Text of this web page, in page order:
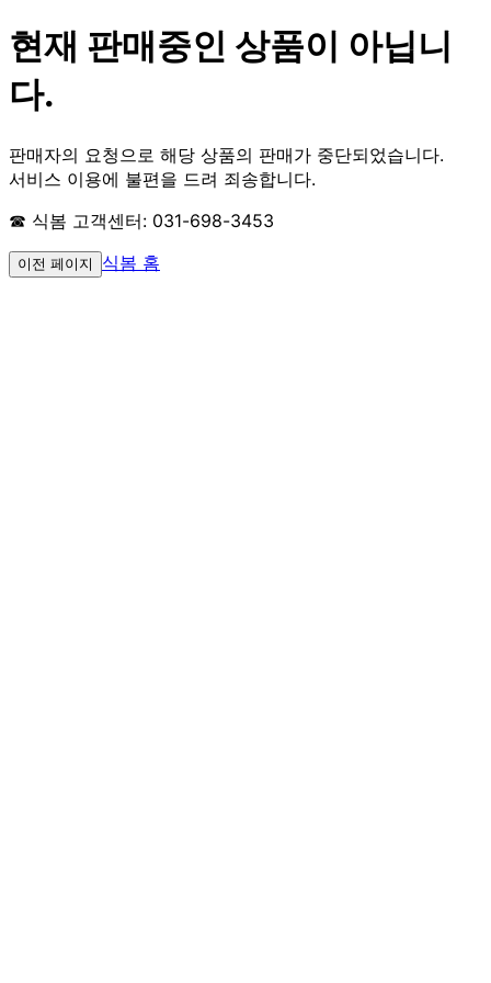
현재 판매중인 상품이 아닙니
다.
판매자의 요청으로 해당 상품의 판매가 중단되었습니다.
서비스 이용에 불편을 드려 죄송합니다.
☎ 식봄 고객센터: 031-698-3453
이전 페이지 식봄 홈